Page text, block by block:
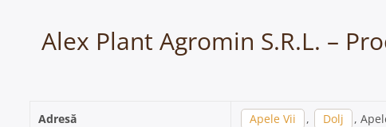
Alex Plant Agromin S.R.L. –
Adresă Apele Vii , Dolj ,